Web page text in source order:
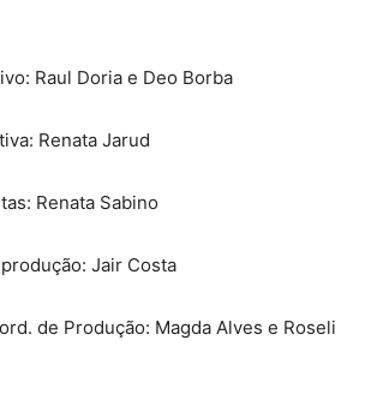
Raul Doria e Deo Borba
Renata Jarud
Renata Sabino
Jair Costa
de Produção: Magda Alves e Roseli